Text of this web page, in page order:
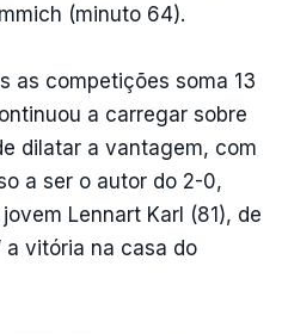
(minuto 64).
as competições soma 13
a carregar sobre
dilatar a vantagem, com
a ser o autor do 2-0,
Lennart Karl (81), de
a vitória na casa do